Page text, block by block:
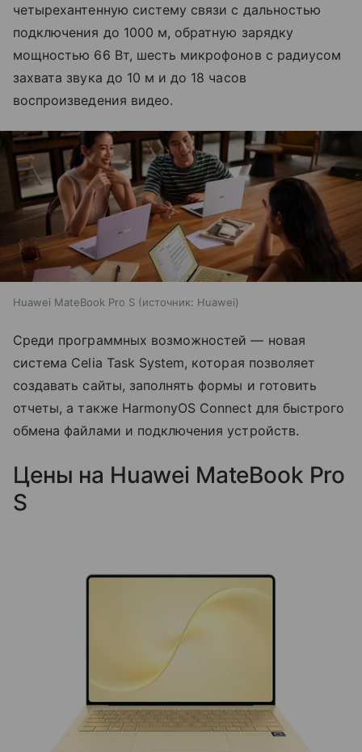
четырехантенную систему связи с дальностью
подключения до 1000 м, обратную зарядку
мощностью 66 Вт, шесть микрофонов с радиусом
захвата звука до 10 м и до 18 часов
воспроизведения видео.
Huawei MateBook Pro S источник: Huawei
Среди программных возможностей — новая
система Celia Task System, которая позволяет
создавать сайты, заполнять формы и готовить
отчеты, а также HarmonyOS Connect для быстрого
обмена файлами и подключения устройств.
Цены на Huawei MateBook Pro
S